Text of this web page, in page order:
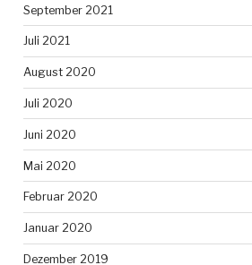
September 2021
Juli 2021
August 2020
Juli 2020
Juni 2020
Mai 2020
Februar 2020
Januar 2020
Dezember 2019